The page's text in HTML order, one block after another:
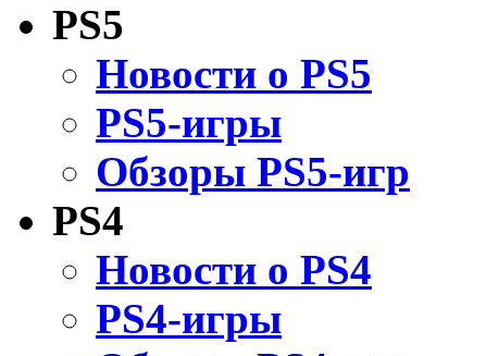
PS5
Новости о PS5
PS5-игры
Обзоры PS5-игр
PS4
Новости о PS4
PS4-игры